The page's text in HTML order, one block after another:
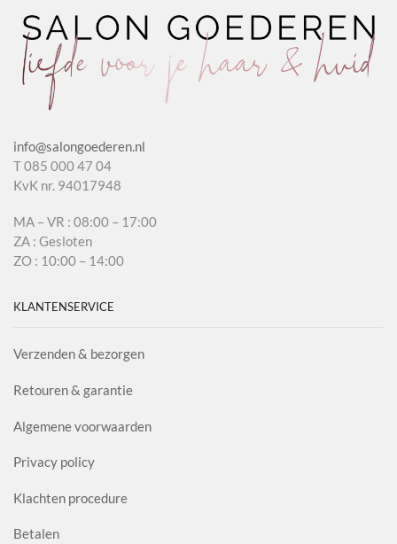
info@salongoederen.nl
T 085 000 47 04
KvK nr. 94017948
MA – VR : 08:00 – 17:00
ZA : Gesloten
ZO : 10:00 – 14:00
KLANTENSERVICE
Verzenden & bezorgen
Retouren & garantie
Algemene voorwaarden
Privacy policy
Klachten procedure
Betalen